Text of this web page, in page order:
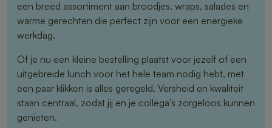
een breed assortiment aan broodjes, wraps, salades en
warme gerechten die perfect zijn voor een energieke
werkdag.
Of je nu een kleine bestelling plaatst voor jezelf of een
uitgebreide lunch voor het hele team nodig hebt, met
een paar klikken is alles geregeld. Versheid en kwaliteit
staan centraal, zodat jij en je collega’s zorgeloos kunnen
genieten.